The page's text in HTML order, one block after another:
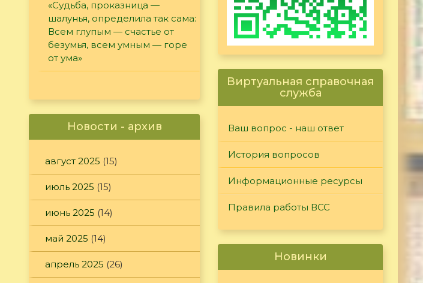
«Судьба, проказница —
шалунья, определила так сама:
Всем глупым — счастье от
безумья, всем умным — горе
от ума»
Новости - архив
август 2025 (15)
июль 2025 (15)
июнь 2025 (14)
май 2025 (14)
апрель 2025 (26)
Виртуальная справочная
служба
Ваш вопрос - наш ответ
История вопросов
Информационные ресурсы
Правила работы ВСС
Новинки